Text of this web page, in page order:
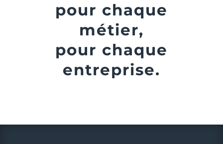
pour chaque
métier,
pour chaque
entreprise.